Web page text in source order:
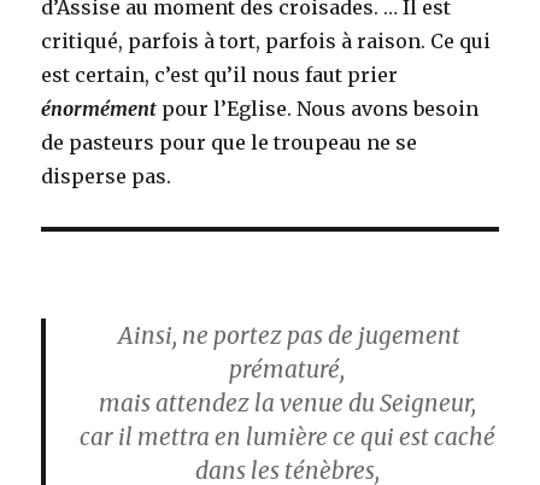
d’Assise au moment des croisades. … Il est
critiqué, parfois à tort, parfois à raison. Ce qui
est certain, c’est qu’il nous faut prier
énormément pour l’Eglise. Nous avons besoin
de pasteurs pour que le troupeau ne se
disperse pas.
Ainsi, ne portez pas de jugement
prématuré,
mais attendez la venue du Seigneur,
car il mettra en lumière ce qui est caché
dans les ténèbres,